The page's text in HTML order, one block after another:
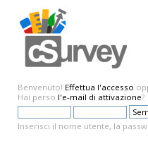
Benvenuto! Effettua l'accesso
Hai perso l'e-mail di attivazione?
Inserisci il nome utente, la